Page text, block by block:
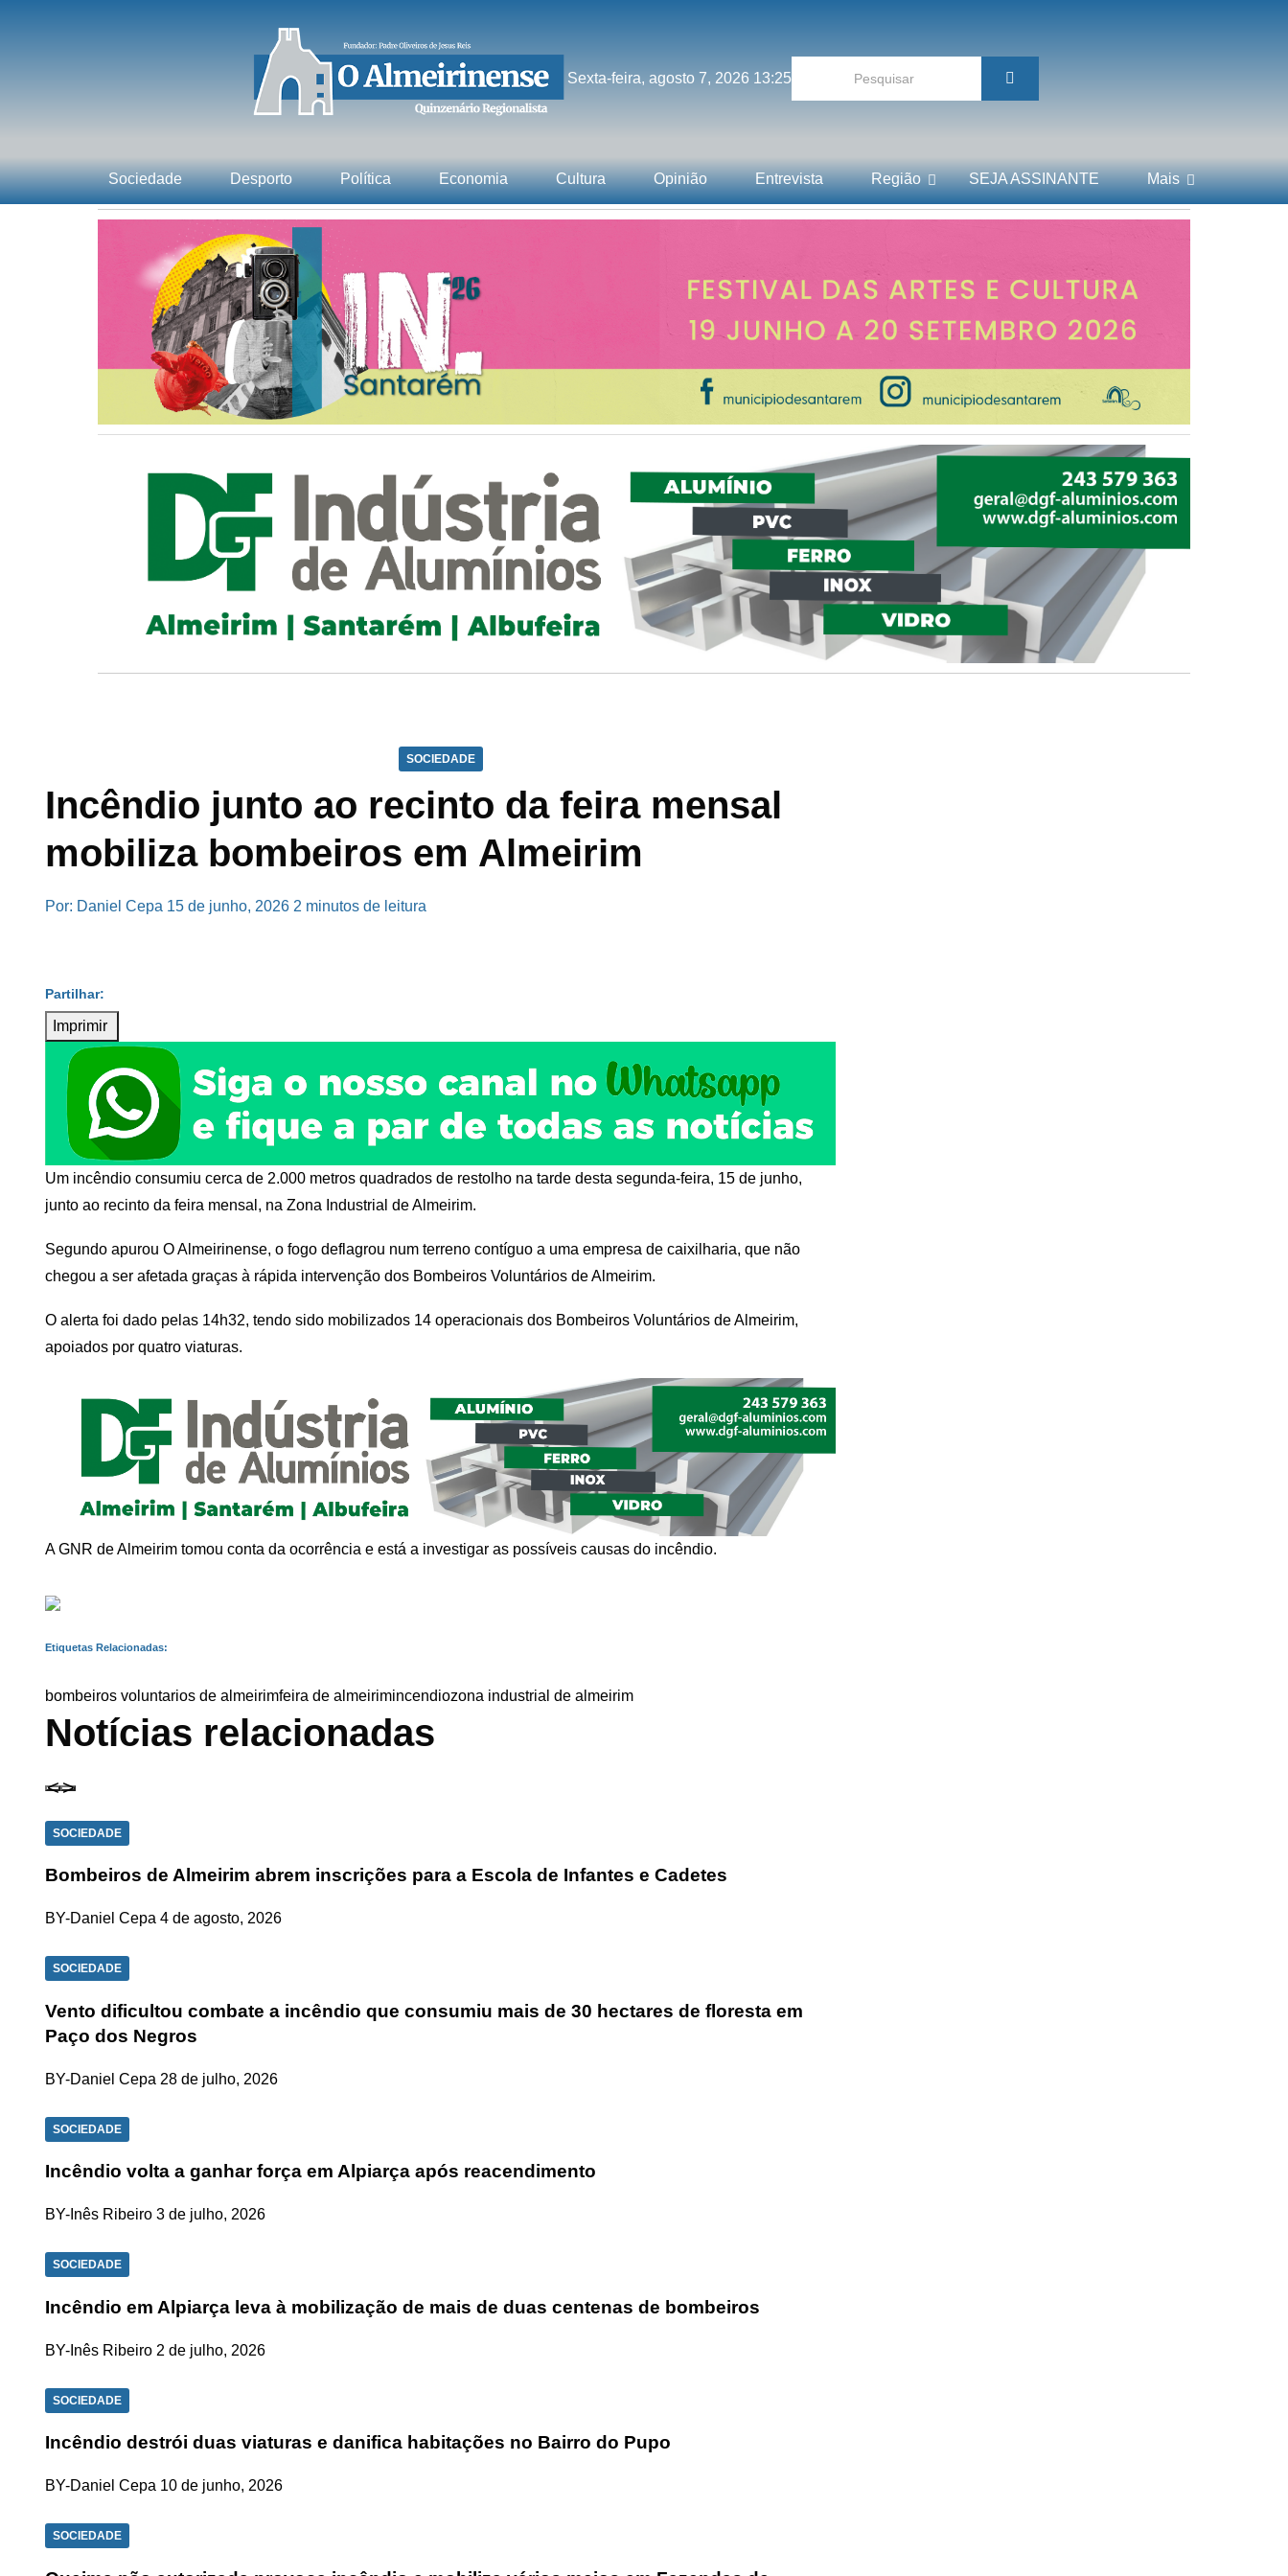
Sexta-feira, agosto 7, 2026 13:25
Sociedade Desporto Política Economia Cultura Opinião Entrevista Região SEJA ASSINANTE Mais
SOCIEDADE
Incêndio junto ao recinto da feira mensal
mobiliza bombeiros em Almeirim
Por: Daniel Cepa 15 de junho, 2026 2 minutos de leitura
Imprimir
Um incêndio consumiu cerca de 2.000 metros quadrados de restolho na tarde desta segunda-feira, 15 de junho,
junto ao recinto da feira mensal, na Zona Industrial de Almeirim.
Segundo apurou O Almeirinense, o fogo deflagrou num terreno contíguo a uma empresa de caixilharia, que não
chegou a ser afetada graças à rápida intervenção dos Bombeiros Voluntários de Almeirim.
O alerta foi dado pelas 14h32, tendo sido mobilizados 14 operacionais dos Bombeiros Voluntários de Almeirim,
apoiados por quatro viaturas.
A GNR de Almeirim tomou conta da ocorrência e está a investigar as possíveis causas do incêndio.
Etiquetas Relacionadas:
bombeiros voluntarios de almeirimfeira de almeirimincendiozona industrial de almeirim
Notícias relacionadas
SOCIEDADE
Bombeiros de Almeirim abrem inscrições para a Escola de Infantes e Cadetes
BY-Daniel Cepa 4 de agosto, 2026
SOCIEDADE
Vento dificultou combate a incêndio que consumiu mais de 30 hectares de floresta em
Paço dos Negros
BY-Daniel Cepa 28 de julho, 2026
SOCIEDADE
Incêndio volta a ganhar força em Alpiarça após reacendimento
BY-Inês Ribeiro 3 de julho, 2026
SOCIEDADE
Incêndio em Alpiarça leva à mobilização de mais de duas centenas de bombeiros
BY-Inês Ribeiro 2 de julho, 2026
SOCIEDADE
Incêndio destrói duas viaturas e danifica habitações no Bairro do Pupo
BY-Daniel Cepa 10 de junho, 2026
SOCIEDADE